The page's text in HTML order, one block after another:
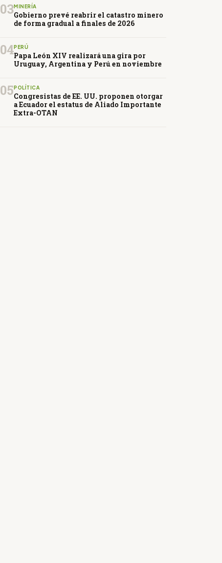
03MINERÍA
Gobierno prevé reabrir el catastro minero
de forma gradual a finales de 2026
04PERÚ
Papa León XIV realizará una gira por
Uruguay, Argentina y Perú en noviembre
05 POLÍTICA
Congresistas de EE. UU. proponen otorgar
a Ecuador el estatus de Aliado Importante
Extra-OTAN